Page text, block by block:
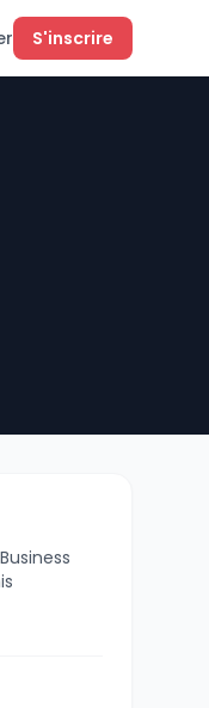
S'inscrire